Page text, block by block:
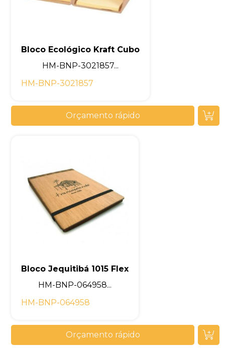
Bloco Ecológico Kraft Cubo
HM-BNP-3021857...
HM-BNP-3021857
Orçamento rápido
Bloco Jequitibá 1015 Flex
HM-BNP-064958...
HM-BNP-064958
Orçamento rápido